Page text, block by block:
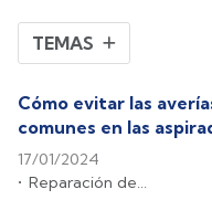
TEMAS
Cómo evitar las
comunes en las
17/01/2024
Reparación de